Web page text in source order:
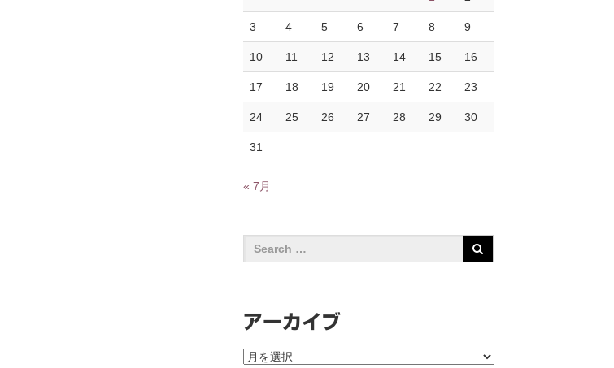
3 4 5 6 7 8 9
10 11 12 13 14 15 16
17 18 19 20 21 22 23
24 25 26 27 28 29 30
31
« 7月
アーカイブ
ア